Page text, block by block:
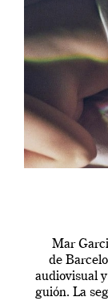
Mar
de
audiovisual
guión. La